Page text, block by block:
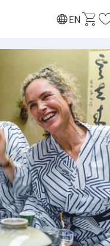
ENカ
ト
お
に
入
り